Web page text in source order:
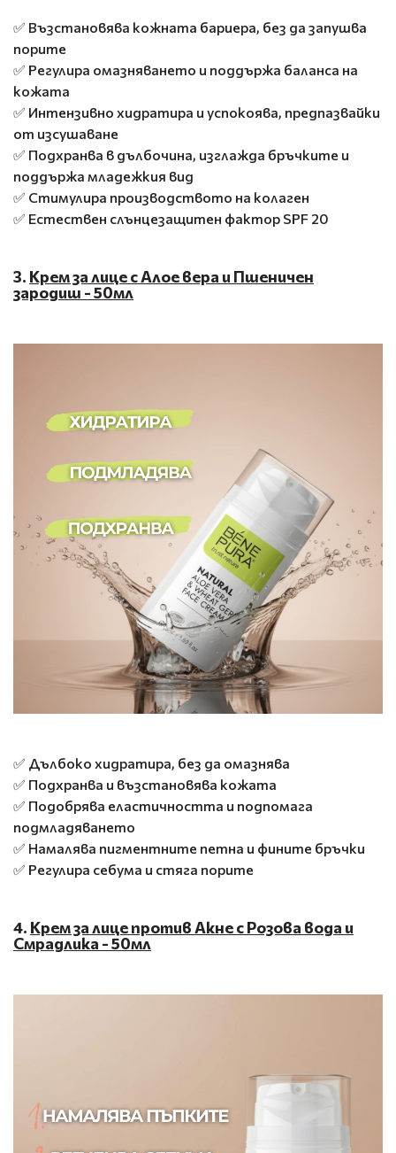
✅ Възстановява кожната бариера, без да запушва
порите
✅ Регулира омазняването и поддържа баланса на
кожата
✅ Интензивно хидратира и успокоява, предпазвайки
от изсушаване
✅ Подхранва в дълбочина, изглажда бръчките и
поддържа младежкия вид
✅ Стимулира производството на колаген
✅ Естествен слънцезащитен фактор SPF 20
3. Крем за лице с Алое вера и Пшеничен
зародиш - 50мл
✅ Дълбоко хидратира, без да омазнява
✅ Подхранва и възстановява кожата
✅ Подобрява еластичността и подпомага
подмладяването
✅ Намалява пигментните петна и фините бръчки
✅ Регулира себума и стяга порите
4. Крем за лице против Акне с Розова вода и
Смрадлика - 50мл